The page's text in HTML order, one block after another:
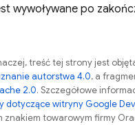
wywoływane po
treść tej strony jest
autorstwa 4.0, a
2.0. Szczegółowe
dotyczące witryny Google
znakiem towarowym firmy